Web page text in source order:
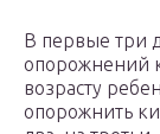
В первые три
опорожнений
возрасту
опорожнить